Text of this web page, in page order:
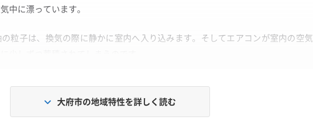
中に漂っています。
粒子は、換気の際に静かに室内へ入り込みます。そしてエアコンが室内の空気
然の湿気」がエアコン内部で出会うことが、大府市特有の汚れの根本的な原因とな
大府市の地域特性を詳しく読む